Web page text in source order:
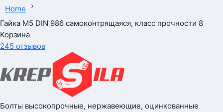
Home
›
Гайка М5 DIN 986 самоконтрящаяся, класс прочности 8
Корзина
245 отзывов
Болты высокопрочные, нержавеющие, оцинкованные